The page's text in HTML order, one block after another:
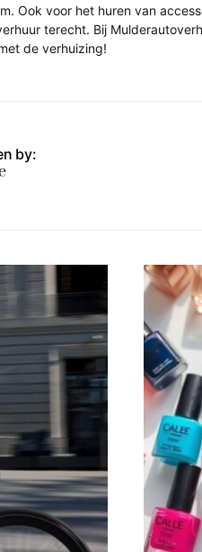
Ook voor het huren van
terecht. Bij
de verhuizing!
by: